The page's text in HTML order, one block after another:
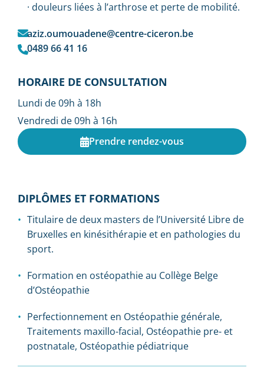
· douleurs liées à l’arthrose et perte de mobilité.
aziz.oumouadene@centre-ciceron.be
0489 66 41 16
HORAIRE DE CONSULTATION
Lundi de 09h à 18h
Vendredi de 09h à 16h
Prendre rendez-vous
DIPLÔMES ET FORMATIONS
Titulaire de deux masters de l’Université Libre de
Bruxelles en kinésithérapie et en pathologies du
sport.
Formation en ostéopathie au Collège Belge
d’Ostéopathie
Perfectionnement en Ostéopathie générale,
Traitements maxillo-facial, Ostéopathie pre- et
postnatale, Ostéopathie pédiatrique